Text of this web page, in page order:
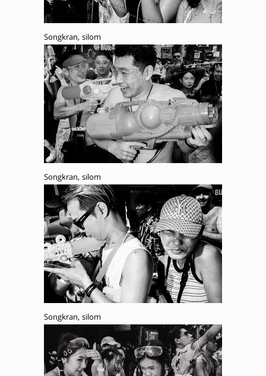
Songkran, silom
Songkran, silom
Songkran, silom